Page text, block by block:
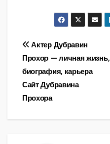
Навигация
по
записям
Актер Дубравин
Прохор — личная жизнь,
биография, карьера
Сайт Дубравина
Прохора